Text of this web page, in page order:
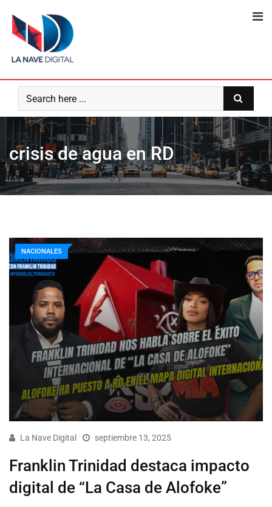
content
crisis de agua en RD
NACIONALES
La Nave Digital septiembre 13, 2025
Franklin Trinidad destaca impacto
digital de “La Casa de Alofoke”